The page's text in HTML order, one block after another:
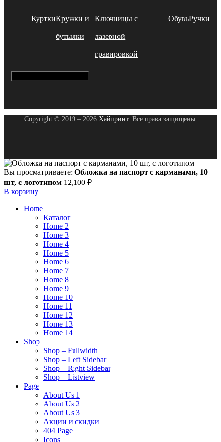
КурткиКружки и
бутылки
Ключницы с
лазерной
гравировкой
ОбувьРучки
Copyright © 2019 – 2026 Хайпринт. Все права защищены.
Вы просматриваете: Обложка на паспорт с карманами, 10
шт, с логотипом 12,100 ₽
В корзину
Home
Каталог
Home 2
Home 3
Home 4
Home 5
Home 6
Home 7
Home 8
Home 9
Home 10
Home 11
Home 12
Home 13
Home 14
Shop
Shop – Fullwidth
Shop – Left Sidebar
Shop – Right Sidebar
Shop – Listview
Page
About Us 1
About Us 2
About Us 3
Акции и скидки
404 Page
Icons